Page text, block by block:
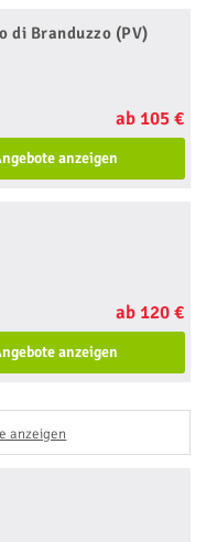
di Branduzzo (PV)
ab 105 €
anzeigen
ab 120 €
anzeigen
anzeigen